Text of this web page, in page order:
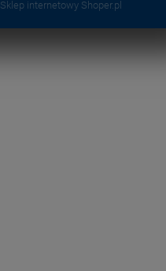
Sklep internetowy Shoper.pl